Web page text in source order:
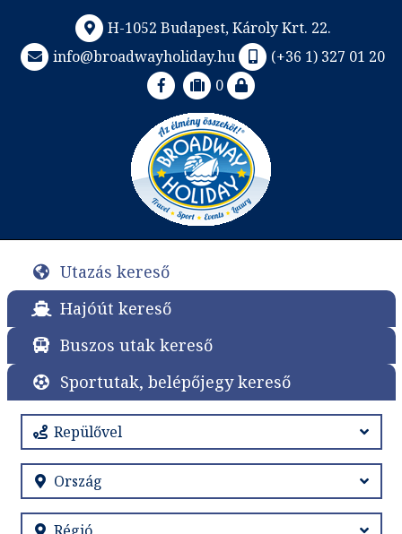
H-1052 Budapest, Károly Krt. 22.
info@broadwayholiday.hu
(+36 1) 327 01 20
0
Utazás kereső
Hajóút kereső
Buszos utak kereső
Sportutak, belépőjegy kereső